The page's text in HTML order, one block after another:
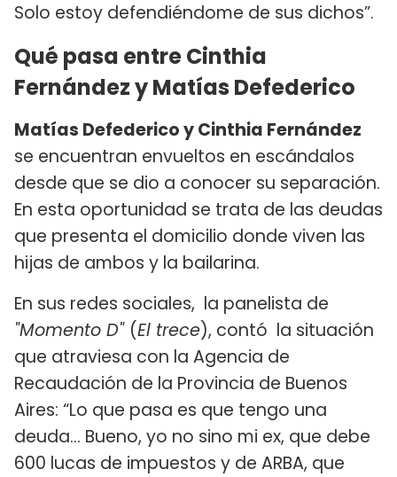
Solo estoy defendiéndome de sus dichos”.
Qué pasa entre Cinthia
Fernández y Matías Defederico
Matías Defederico y Cinthia Fernández
se encuentran envueltos en escándalos
desde que se dio a conocer su separación.
En esta oportunidad se trata de las deudas
que presenta el domicilio donde viven las
hijas de ambos y la bailarina.
En sus redes sociales, la panelista de
"Momento D" (El trece), contó la situación
que atraviesa con la Agencia de
Recaudación de la Provincia de Buenos
Aires: “Lo que pasa es que tengo una
deuda… Bueno, yo no sino mi ex, que debe
600 lucas de impuestos y de ARBA, que